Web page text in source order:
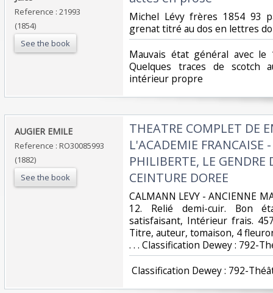
Reference : 21993
(1854)
See the book
‎Michel Lévy frères 1854 93
grenat titré au dos en lettres
‎Mauvais état général avec le
Quelques traces de scotch
intérieur propre‎
‎AUGIER EMILE‎
Reference : RO30085993
(1882)
See the book
‎THEATRE COMPLET DE
L'ACADEMIE FRANCAISE
PHILIBERTE, LE GENDRE
CEINTURE DOREE‎
‎CALMANN LEVY - ANCIENNE
12. Relié demi-cuir. Bon
satisfaisant, Intérieur frais.
Titre, auteur, tomaison, 4
. . . Classification Dewey : 792-
Classification Dewey : 792-